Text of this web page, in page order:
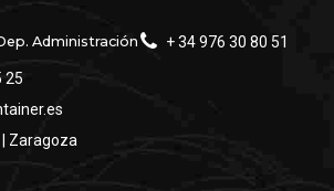
Administración + 34 976 30 80 51
25
Zaragoza